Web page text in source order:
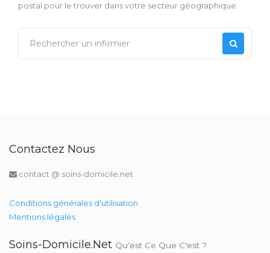
postal pour le trouver dans votre secteur géographique.
Contactez Nous
contact @ soins-domicile.net
Conditions générales d'utilisation
Mentions légales
Soins-Domicile.net Qu'est Ce Que C'est ?